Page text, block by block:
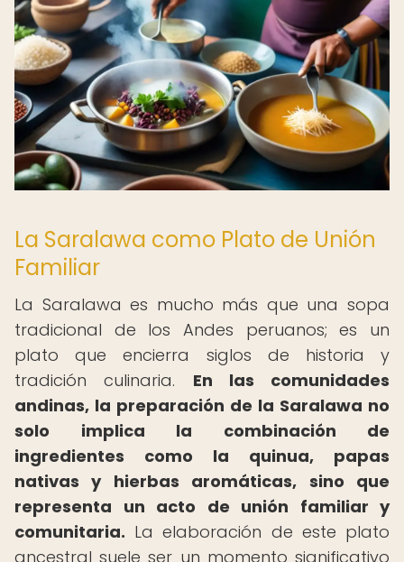
La Saralawa como Plato de Unión
Familiar
La Saralawa es mucho más que una sopa
tradicional de los Andes peruanos; es un
plato que encierra siglos de historia y
tradición culinaria. En las comunidades
andinas, la preparación de la Saralawa no
solo implica la combinación de
ingredientes como la quinua, papas
nativas y hierbas aromáticas, sino que
representa un acto de unión familiar y
comunitaria. La elaboración de este plato
ancestral suele ser un momento significativo